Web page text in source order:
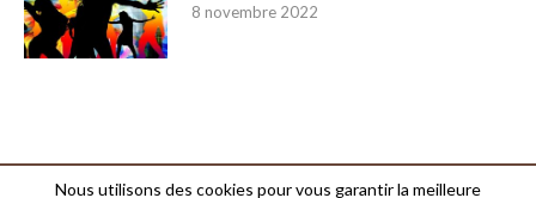
8 novembre 2022
Nous utilisons des cookies pour vous garantir la meilleure